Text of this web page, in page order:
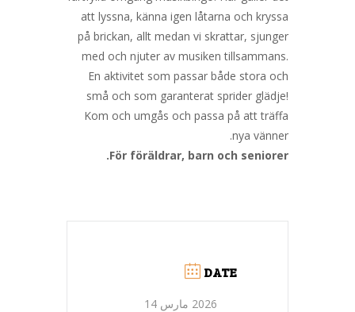
att lyssna, känna igen låtarna och kryssa
på brickan, allt medan vi skrattar, sjunger
med och njuter av musiken tillsammans.
En aktivitet som passar både stora och
små och som garanterat sprider glädje!
Kom och umgås och passa på att träffa
nya vänner.
För föräldrar, barn och seniorer.
DATE
2026 مارس 14